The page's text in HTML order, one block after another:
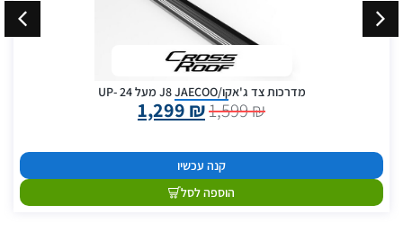
מדרכות צד ג'אקו/J8 JAECOO מעל 24 -UP
1,599₪
1,299 ₪
קנה עכשיו
הוספה לסל